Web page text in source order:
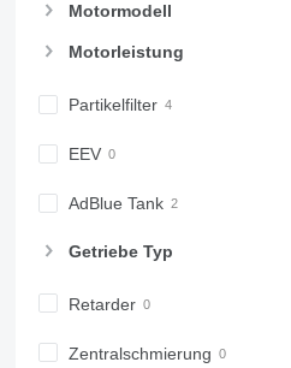
Motormodell
Motorleistung
Partikelfilter
EEV
AdBlue Tank
Getriebe Typ
Retarder
Zentralschmierung